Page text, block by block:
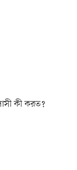
কী করত?